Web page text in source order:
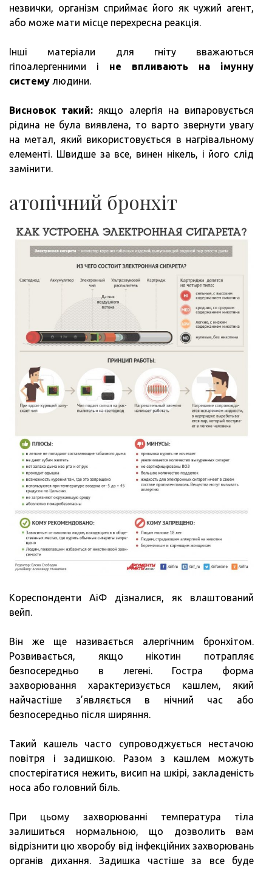
незвички, організм сприймає його як чужий агент,
або може мати місце перехресна реакція.
Інші матеріали для гніту вважаються
гіпоалергенними і не впливають на імунну
систему людини.
Висновок такий: якщо алергія на випаровується
рідина не була виявлена, то варто звернути увагу
на метал, який використовується в нагрівальному
елементі. Швидше за все, винен нікель, і його слід
замінити.
атопічний бронхіт
Кореспонденти АіФ дізналися, як влаштований
вейп.
Він же ще називається алергічним бронхітом.
Розвивається, якщо нікотин потрапляє
безпосередньо в легені. Гостра форма
захворювання характеризується кашлем, який
найчастіше з’являється в нічний час або
безпосередньо після ширяння.
Такий кашель часто супроводжується нестачою
повітря і задишкою. Разом з кашлем можуть
спостерігатися нежить, висип на шкірі, закладеність
носа або головний біль.
При цьому захворюванні температура тіла
залишиться нормальною, що дозволить вам
відрізнити цю хворобу від інфекційних захворювань
органів дихання. Задишка частіше за все буде